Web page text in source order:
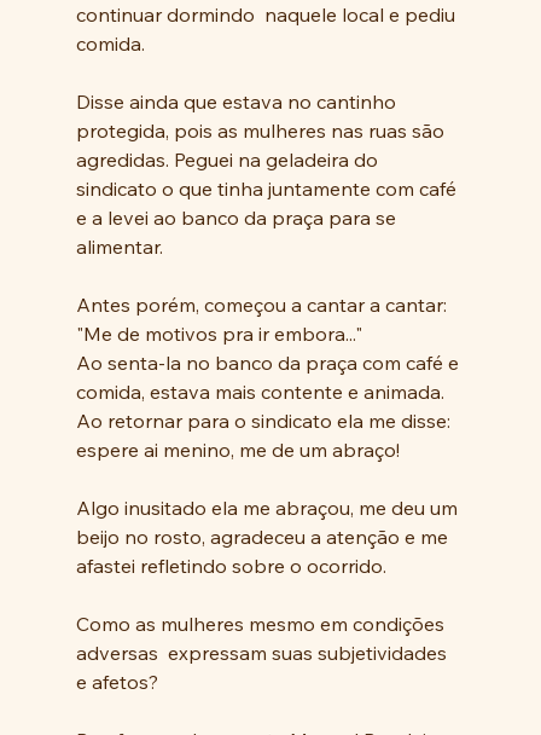
continuar dormindo  naquele local e pediu
comida.
Disse ainda que estava no cantinho
protegida, pois as mulheres nas ruas são
agredidas. Peguei na geladeira do
sindicato o que tinha juntamente com café
e a levei ao banco da praça para se
alimentar.
Antes porém, começou a cantar a cantar:
"Me de motivos pra ir embora..."
Ao senta-la no banco da praça com café e
comida, estava mais contente e animada.
Ao retornar para o sindicato ela me disse:
espere ai menino, me de um abraço!
Algo inusitado ela me abraçou, me deu um
beijo no rosto, agradeceu a atenção e me
afastei refletindo sobre o ocorrido.
Como as mulheres mesmo em condições
adversas  expressam suas subjetividades
e afetos?